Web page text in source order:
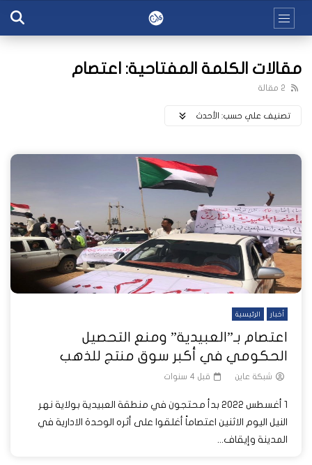
مقالات الكلمة المفتاحية: اعتصام
2 مقالة
تصنيف علي حسب: اﻷحدث
أخبار الرئيسية
اعتصام بـ”العبيدية” ومنع التحصيل
الحكومي في أكبر سوق منتج للذهب
شبكة عاين قبل 4 سنوات
1 أغسطس 2022 بدأ محتجون في منطقة العبيدية بولاية نهر
النيل اليوم الاثنين اعتصاماً أغلقوا على أثره الوحدة الادارية في
المدينة وإيقاف...